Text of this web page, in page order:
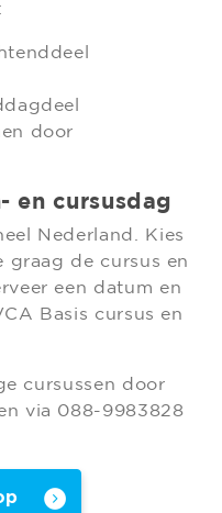
door
en cursusdag
Nederland. Kies
graag de cursus en
een datum en
Basis cursus en
cursussen door
via 088-9983828